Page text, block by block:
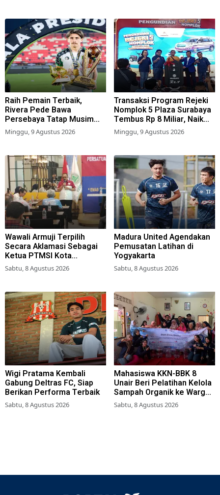
Raih Pemain Terbaik,
Rivera Pede Bawa
Persebaya Tatap Musim
2026-2027
Minggu, 9 Agustus 2026
Transaksi Program Rejeki
Nomplok 5 Plaza Surabaya
Tembus Rp 8 Miliar, Naik
57,2 Persen dari Tahun Lalu
Minggu, 9 Agustus 2026
Wawali Armuji Terpilih
Secara Aklamasi Sebagai
Ketua PTMSI Kota
Surabaya
Sabtu, 8 Agustus 2026
Madura United Agendakan
Pemusatan Latihan di
Yogyakarta
Sabtu, 8 Agustus 2026
Wigi Pratama Kembali
Gabung Deltras FC, Siap
Berikan Performa Terbaik
Sabtu, 8 Agustus 2026
Mahasiswa KKN-BBK 8
Unair Beri Pelatihan Kelola
Sampah Organik ke Warga
Simokerto Surabaya
Sabtu, 8 Agustus 2026